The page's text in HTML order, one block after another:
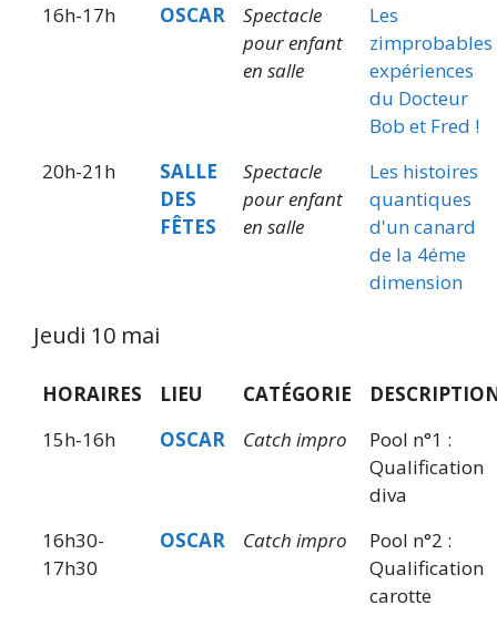
16h-17h OSCAR
Spectacle
pour enfant
en salle
Les
zimprobables
expériences
du Docteur
Bob et Fred !
20h-21h
SALLE
DES
FÊTES
Spectacle
pour enfant
en salle
Les histoires
quantiques
d'un canard
de la 4éme
dimension
Jeudi 10 mai
HORAIRES LIEU CATÉGORIE
15h-16h
OSCAR Catch impro
Pool n°1 :
Qualification
diva
16h30-
17h30
OSCAR Catch impro
Pool n°2 :
Qualification
carotte